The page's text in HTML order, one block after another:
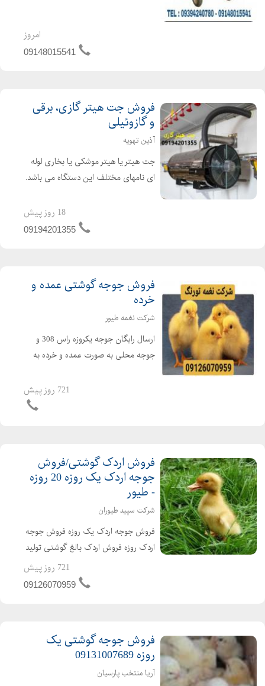
تیغه های تعبیه شده ثابت در بدنه و تیغه
امروز
09148015541
فروش جت هیتر گازی، برقی
و گازوئیلی
آذین تهویه
جت هیتر یا هیتر موشکی یا بخاری لوله
ای نامهای مختلف این دستگاه می باشد.
گرم کردن سالن های تولید ، دامداری ها،
مرغداری ها و گلخانه ها می باشد. از جت
18 روز پیش
09194201355
فروش جوجه گوشتی عمده و
خرده
شرکت نغمه طیور
ارسال رایگان جوجه یکروزه راس 308 و
جوجه محلی به صورت عمده و خرده به
کیفیت فروش مرغ بومی یک روزه به
صورت عمده و خرده بهترین قیمت جوجه
721 روز پیش
فروش اردک گوشتی/فروش
جوجه اردک یک روزه 20 روزه
- طیور
شرکت سپید طیوران
فروش جوجه اردک یک روزه فروش جوجه
اردک روزه فروش اردک بالغ گوشتی تولید
کننده ی جوجه اردک از یک روزه تا بالغ
فروش اردک گوشتی عمده ای و خرده ای
721 روز پیش
09126070959
فروش جوجه گوشتی یک
روزه 09131007689
آریا منتخب پارسیان